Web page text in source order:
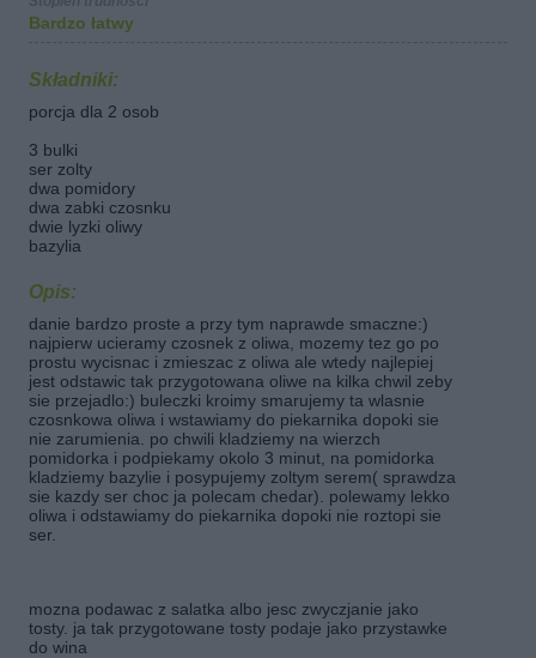
Bardzo łatwy
Składniki:
porcja dla 2 osob
3 bulki
ser zolty
dwa pomidory
dwa zabki czosnku
dwie lyzki oliwy
bazylia
Opis:
danie bardzo proste a przy tym naprawde smaczne:)
najpierw ucieramy czosnek z oliwa, mozemy tez go po
prostu wycisnac i zmieszac z oliwa ale wtedy najlepiej
jest odstawic tak przygotowana oliwe na kilka chwil zeby
sie przejadlo:) buleczki kroimy smarujemy ta wlasnie
czosnkowa oliwa i wstawiamy do piekarnika dopoki sie
nie zarumienia. po chwili kladziemy na wierzch
pomidorka i podpiekamy okolo 3 minut, na pomidorka
kladziemy bazylie i posypujemy zoltym serem( sprawdza
sie kazdy ser choc ja polecam chedar). polewamy lekko
oliwa i odstawiamy do piekarnika dopoki nie roztopi sie
ser.
mozna podawac z salatka albo jesc zwyczjanie jako
tosty. ja tak przygotowane tosty podaje jako przystawke
do wina